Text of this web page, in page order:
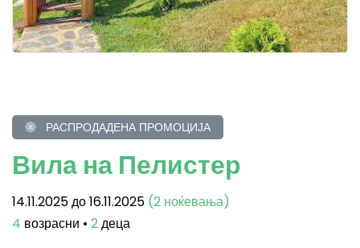
РАСПРОДАДЕНА ПРОМОЦИЈА
Вила на Пелистер
14.11.2025 до 16.11.2025 (2 ноќевања)
4 возрасни • 2деца